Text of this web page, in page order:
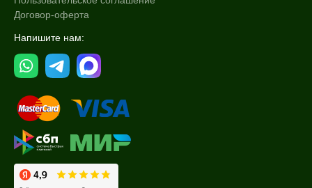
Договор-оферта
Напишите нам: